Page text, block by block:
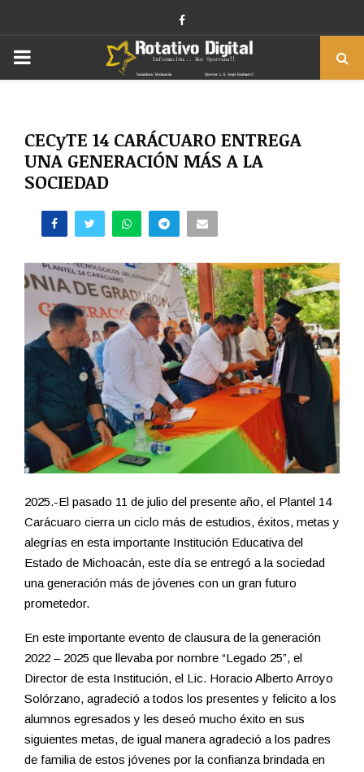
Facebook
PRIMARY
CECyTE 14 CARÁCUARO ENTREGA
UNA GENERACIÓN MÁS A LA
SOCIEDAD
2025.-El pasado 11 de julio del presente año, el Plantel 14
Carácuaro cierra un ciclo más de estudios, éxitos, metas y
alegrías en esta importante Institución Educativa del
Estado de Michoacán, este día se entregó a la sociedad
una generación más de jóvenes con un gran futuro
prometedor.
En este importante evento de clausura de la generación
2022 – 2025 que llevaba por nombre “Legado 25”, el
Director de esta Institución, el Lic. Horacio Alberto Arroyo
Solórzano, agradeció a todos los presentes y felicito a los
alumnos egresados y les deseó mucho éxito en sus
siguientes metas, de igual manera agradeció a los padres
de familia de estos jóvenes por la confianza brindada en